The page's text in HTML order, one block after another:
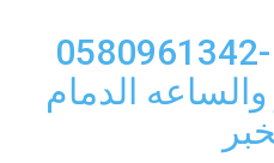
0590124933 -0580961342
الدمام